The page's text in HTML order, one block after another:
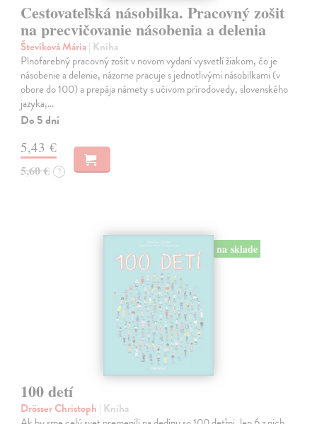
Cestovateľská násobilka. Pracovný zošit
na precvičovanie násobenia a delenia
Števíková Mária| Kniha
Plnofarebný pracovný zošit v novom vydaní vysvetlí žiakom, čo je
násobenie a delenie, názorne pracuje s jednotlivými násobilkami (v
obore do 100) a prepája námety s učivom prírodovedy, slovenského
jazyka,…
Do 5 dní
5,43 €
5,60 € ?
na sklade
100 detí
Drösser Christoph | Kniha